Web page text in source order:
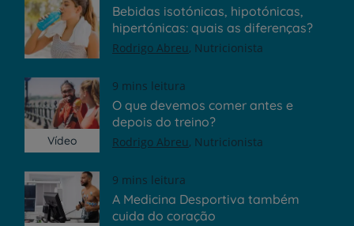
Bebidas isotónicas, hipotónicas,
hipertónicas: quais as diferenças?
Rodrigo Abreu Nutricionista
Vídeo
9 mins leitura
O que devemos comer antes e
depois do treino?
Rodrigo Abreu Nutricionista
9 mins leitura
A Medicina Desportiva também
cuida do coração